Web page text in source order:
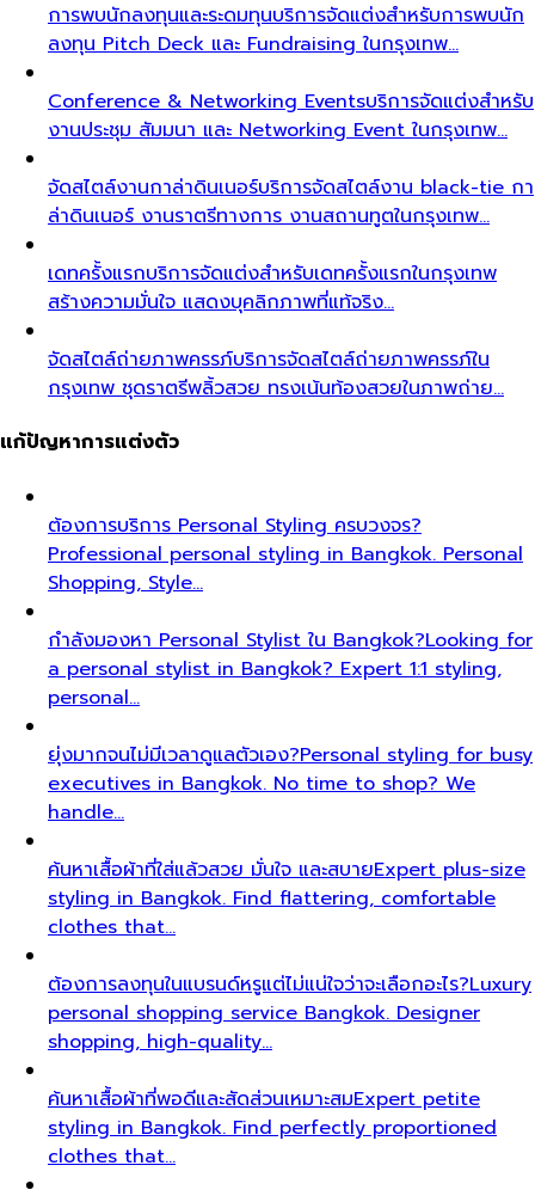
การพบนักลงทุนและระดมทุนบริการจัดแต่งสำหรับการพบนัก
ลงทุน Pitch Deck และ Fundraising ในกรุงเทพ…
Conference & Networking Eventsบริการจัดแต่งสำหรับ
งานประชุม สัมมนา และ Networking Event ในกรุงเทพ…
จัดสไตล์งานกาล่าดินเนอร์บริการจัดสไตล์งาน black-tie กา
ล่าดินเนอร์ งานราตรีทางการ งานสถานทูตในกรุงเทพ…
เดทครั้งแรกบริการจัดแต่งสำหรับเดทครั้งแรกในกรุงเทพ
สร้างความมั่นใจ แสดงบุคลิกภาพที่แท้จริง…
จัดสไตล์ถ่ายภาพครรภ์บริการจัดสไตล์ถ่ายภาพครรภ์ใน
กรุงเทพ ชุดราตรีพลิ้วสวย ทรงเน้นท้องสวยในภาพถ่าย…
แก้ปัญหาการแต่งตัว
ต้องการบริการ Personal Styling ครบวงจร?
Professional personal styling in Bangkok. Personal
Shopping, Style…
กำลังมองหา Personal Stylist ใน Bangkok?Looking for
a personal stylist in Bangkok? Expert 1:1 styling,
personal…
ยุ่งมากจนไม่มีเวลาดูแลตัวเอง?Personal styling for busy
executives in Bangkok. No time to shop? We
handle…
ค้นหาเสื้อผ้าที่ใส่แล้วสวย มั่นใจ และสบายExpert plus-size
styling in Bangkok. Find flattering, comfortable
clothes that…
ต้องการลงทุนในแบรนด์หรูแต่ไม่แน่ใจว่าจะเลือกอะไร?Luxury
personal shopping service Bangkok. Designer
shopping, high-quality…
ค้นหาเสื้อผ้าที่พอดีและสัดส่วนเหมาะสมExpert petite
styling in Bangkok. Find perfectly proportioned
clothes that…